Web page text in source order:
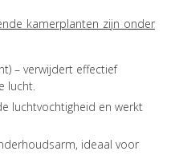
kamerplanten zijn onder
– verwijdert effectief
lucht.
luchtvochtigheid en werkt
ideaal voor